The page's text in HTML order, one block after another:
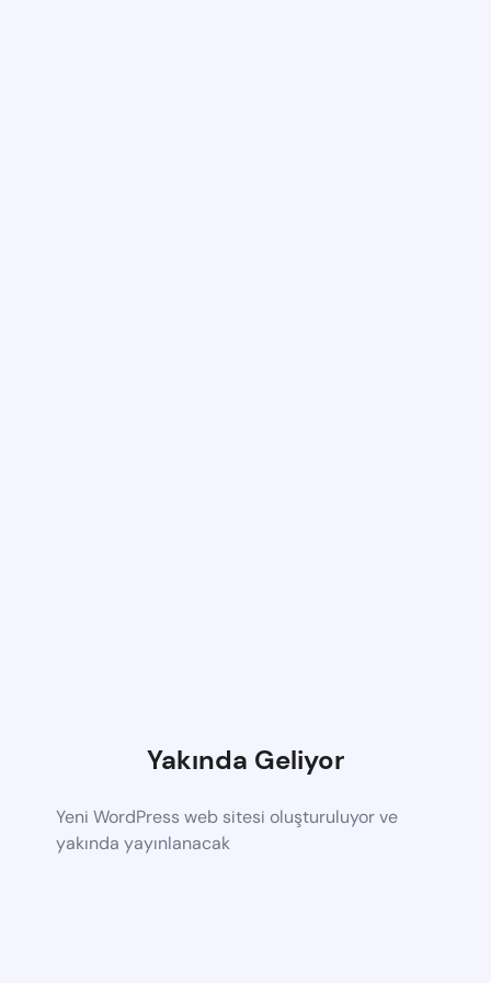
Yakında Geliyor
Yeni WordPress web sitesi oluşturuluyor ve
yakında yayınlanacak